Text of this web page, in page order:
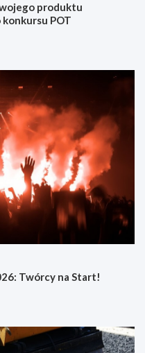
produktu
POT
Twórcy na Start!